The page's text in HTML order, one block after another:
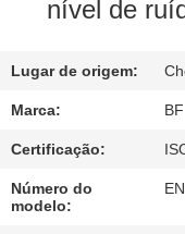
CONTROLE
QUALIDADE
CONTACTE-
NOS
nível de
Lugar de origem:
Marca: BF
Certificação:
Número do
modelo: